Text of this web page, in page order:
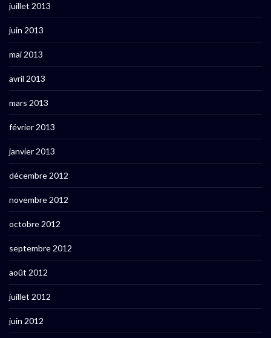
juillet 2013
juin 2013
mai 2013
avril 2013
mars 2013
février 2013
janvier 2013
décembre 2012
novembre 2012
octobre 2012
septembre 2012
août 2012
juillet 2012
juin 2012